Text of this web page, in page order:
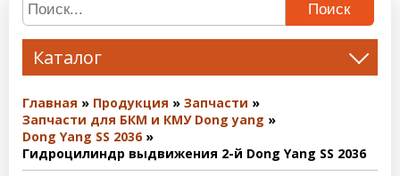
Поиск
Каталог
Главная Продукция
Запчасти
Запчасти для БКМ и КМУ Dong yang
Dong Yang SS 2036
Гидроцилиндр выдвижения 2-й Dong Yang SS 2036